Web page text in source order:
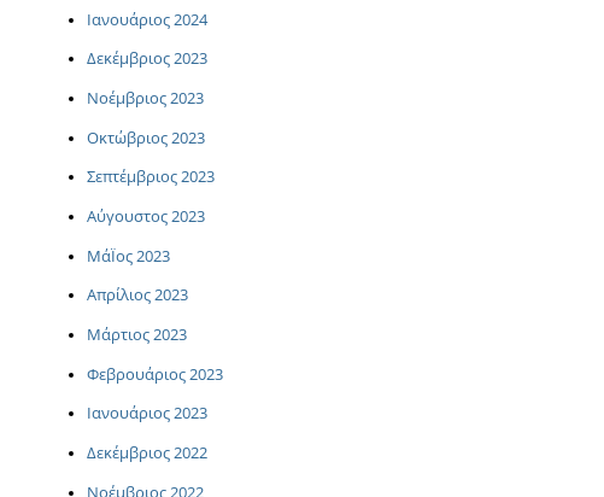
Ιανουάριος 2024
Δεκέμβριος 2023
Νοέμβριος 2023
Οκτώβριος 2023
Σεπτέμβριος 2023
Αύγουστος 2023
ΜάΪος 2023
Απρίλιος 2023
Μάρτιος 2023
Φεβρουάριος 2023
Ιανουάριος 2023
Δεκέμβριος 2022
Νοέμβριος 2022